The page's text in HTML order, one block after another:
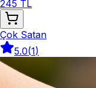
245 TL
Çok Satan
5.0(1)